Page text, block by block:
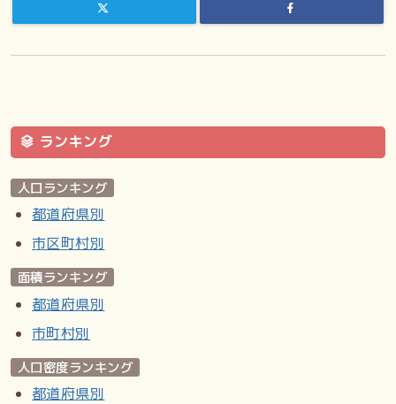
ランキング
人口ランキング
都道府県別
市区町村別
面積ランキング
都道府県別
市町村別
人口密度ランキング
都道府県別